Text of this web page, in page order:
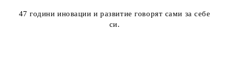
47 години иновации и развитие говорят сами за себе
си.